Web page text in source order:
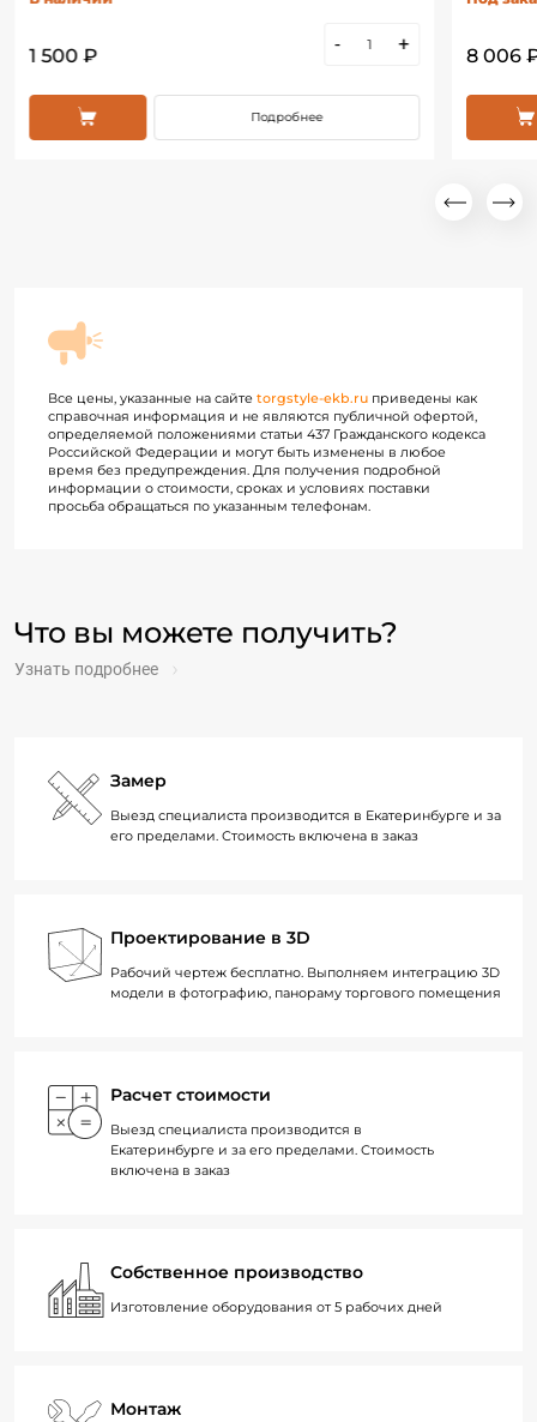
1 500 ₽
- +
Подробнее
8 006
Все цены, указанные на сайте torgstyle-ekb.ru приведены как
справочная информация и не являются публичной офертой,
определяемой положениями статьи 437 Гражданского кодекса
Российской Федерации и могут быть изменены в любое
время без предупреждения. Для получения подробной
информации о стоимости, сроках и условиях поставки
просьба обращаться по указанным телефонам.
Что вы можете получить?
Узнать подробнее
Замер
Выезд специалиста производится в Екатеринбурге и за
его пределами. Стоимость включена в заказ
Проектирование в 3D
Рабочий чертеж бесплатно. Выполняем интеграцию 3D
модели в фотографию, панораму торгового помещения
Расчет стоимости
Выезд специалиста производится в
Екатеринбурге и за его пределами. Стоимость
включена в заказ
Собственное производство
Изготовление оборудования от 5 рабочих дней
Монтаж